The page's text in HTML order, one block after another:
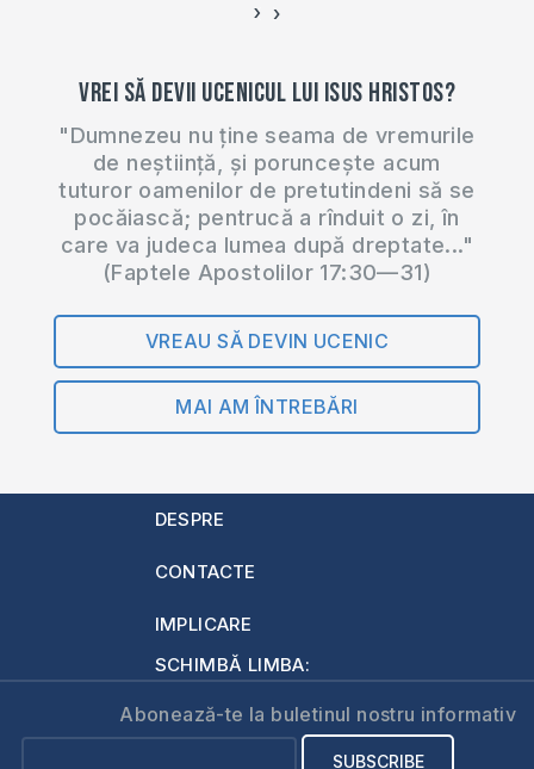
‹ ›
Vrei să devii ucenicul lui Isus Hristos?
"Dumnezeu nu ține seama de vremurile
de neștiință, și poruncește acum
tuturor oamenilor de pretutindeni să se
pocăiască; pentrucă a rînduit o zi, în
care va judeca lumea după dreptate..."
(Faptele Apostolilor 17:30—31)
VREAU SĂ DEVIN UCENIC
MAI AM ÎNTREBĂRI
DESPRE
CONTACTE
IMPLICARE
SCHIMBĂ LIMBA:
Abonează-te la buletinul nostru informativ